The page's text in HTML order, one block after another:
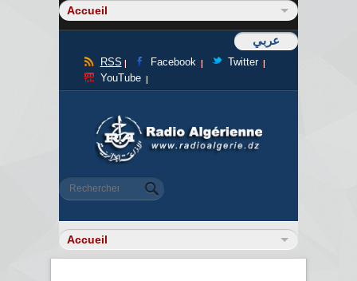
عربي
RSS Facebook
Twitter
YouTube
Formulaire de recherche
Rechercher